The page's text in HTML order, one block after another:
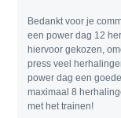
Bedankt voor je
een power dag 12
hiervoor gekozen,
press veel
power dag een
maximaal 8
met het trainen!